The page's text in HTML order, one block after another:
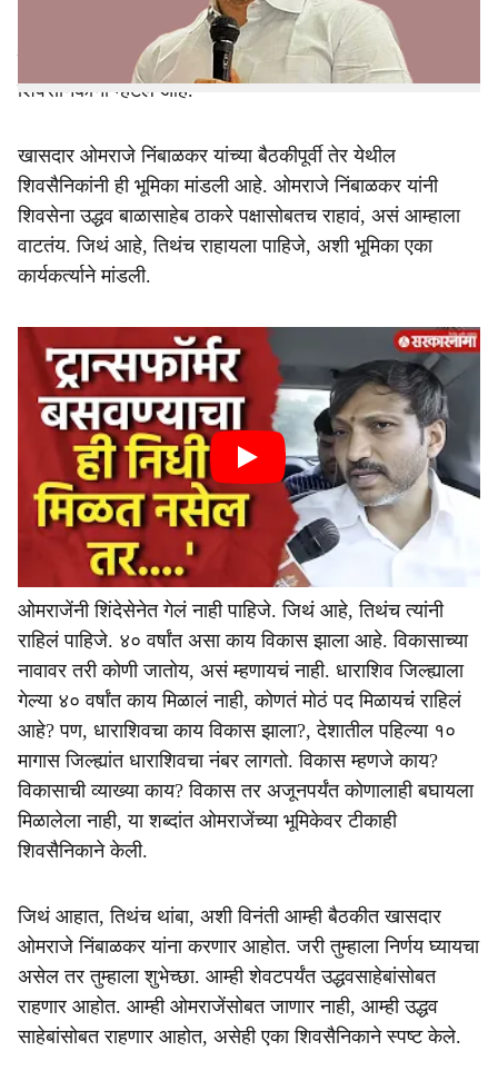
अशी भूमिका काही शिवसैनिकांनी मांडली, तर काहींनी अशा
परिस्थितीत ओमराजेंना एकटं सोडून जमायचं नाही, असेही काही
शिवसैनिकांनी म्हटलं आहे.
खासदार ओमराजे निंबाळकर यांच्या बैठकीपूर्वी तेर येथील
शिवसैनिकांनी ही भूमिका मांडली आहे. ओमराजे निंबाळकर यांनी
शिवसेना उद्धव बाळासाहेब ठाकरे पक्षासोबतच राहावं, असं आम्हाला
वाटतंय. जिथं आहे, तिथंच राहायला पाहिजे, अशी भूमिका एका
कार्यकर्त्याने मांडली.
ओमराजेंनी शिंदेसेनेत गेलं नाही पाहिजे. जिथं आहे, तिथंच त्यांनी
राहिलं पाहिजे. ४० वर्षांत असा काय विकास झाला आहे. विकासाच्या
नावावर तरी कोणी जातोय, असं म्हणायचं नाही. धाराशिव जिल्ह्याला
गेल्या ४० वर्षांत काय मिळालं नाही, कोणतं मोठं पद मिळायचंं राहिलं
आहे? पण, धाराशिवचा काय विकास झाला?, देशातील पहिल्या १०
मागास जिल्ह्यांत धाराशिवचा नंबर लागतो. विकास म्हणजे काय?
विकासाची व्याख्या काय? विकास तर अजूनपर्यंत कोणालाही बघायला
मिळालेला नाही, या शब्दांत ओमराजेंच्या भूमिकेवर टीकाही
शिवसैनिकाने केली.
जिथं आहात, तिथंच थांबा, अशी विनंती आम्ही बैठकीत खासदार
ओमराजे निंबाळकर यांना करणार आहोत. जरी तुम्हाला निर्णय घ्यायचा
असेल तर तुम्हाला शुभेच्छा. आम्ही शेवटपर्यंत उद्धवसाहेबांसोबत
राहणार आहोत. आम्ही ओमराजेंसोबत जाणार नाही, आम्ही उद्धव
साहेबांसोबत राहणार आहोत, असेही एका शिवसैनिकाने स्पष्ट केले.